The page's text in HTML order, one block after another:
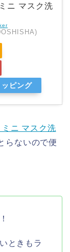
ニ マスク洗
ピング
ニ マスク洗
らないので便
ときもラ